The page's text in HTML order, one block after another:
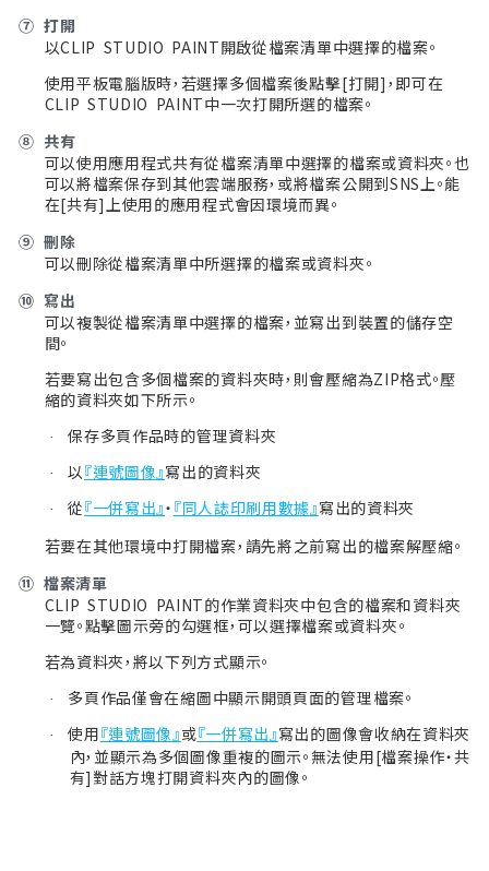
⑦ 打開
以CLIP STUDIO PAINT開啟從檔案清單中選擇的檔案。
使用平板電腦版時，若選擇多個檔案後點擊[打開]，即可在
CLIP STUDIO PAINT中一次打開所選的檔案。
⑧ 共有
可以使用應用程式共有從檔案清單中選擇的檔案或資料夾。也
可以將檔案保存到其他雲端服務，或將檔案公開到SNS上。能
在[共有]上使用的應用程式會因環境而異。
⑨ 刪除
可以刪除從檔案清單中所選擇的檔案或資料夾。
⑩ 寫出
可以複製從檔案清單中選擇的檔案，並寫出到裝置的儲存空
間。
若要寫出包含多個檔案的資料夾時，則會壓縮為ZIP格式。壓
縮的資料夾如下所示。
· 保存多頁作品時的管理資料夾
· 以『連號圖像』寫出的資料夾
· 從『一併寫出』・ 『同人誌印刷用數據』寫出的資料夾
若要在其他環境中打開檔案，請先將之前寫出的檔案解壓縮。
⑪ 檔案清單
CLIP STUDIO PAINT的作業資料夾中包含的檔案和資料夾
一覽。點擊圖示旁的勾選框，可以選擇檔案或資料夾。
若為資料夾，將以下列方式顯示。
· 多頁作品僅會在縮圖中顯示開頭頁面的管理檔案。
· 使用『連號圖像』或『一併寫出』寫出的圖像會收納在資料夾
內，並顯示為多個圖像重複的圖示。無法使用[檔案操作・共
有]對話方塊打開資料夾內的圖像。